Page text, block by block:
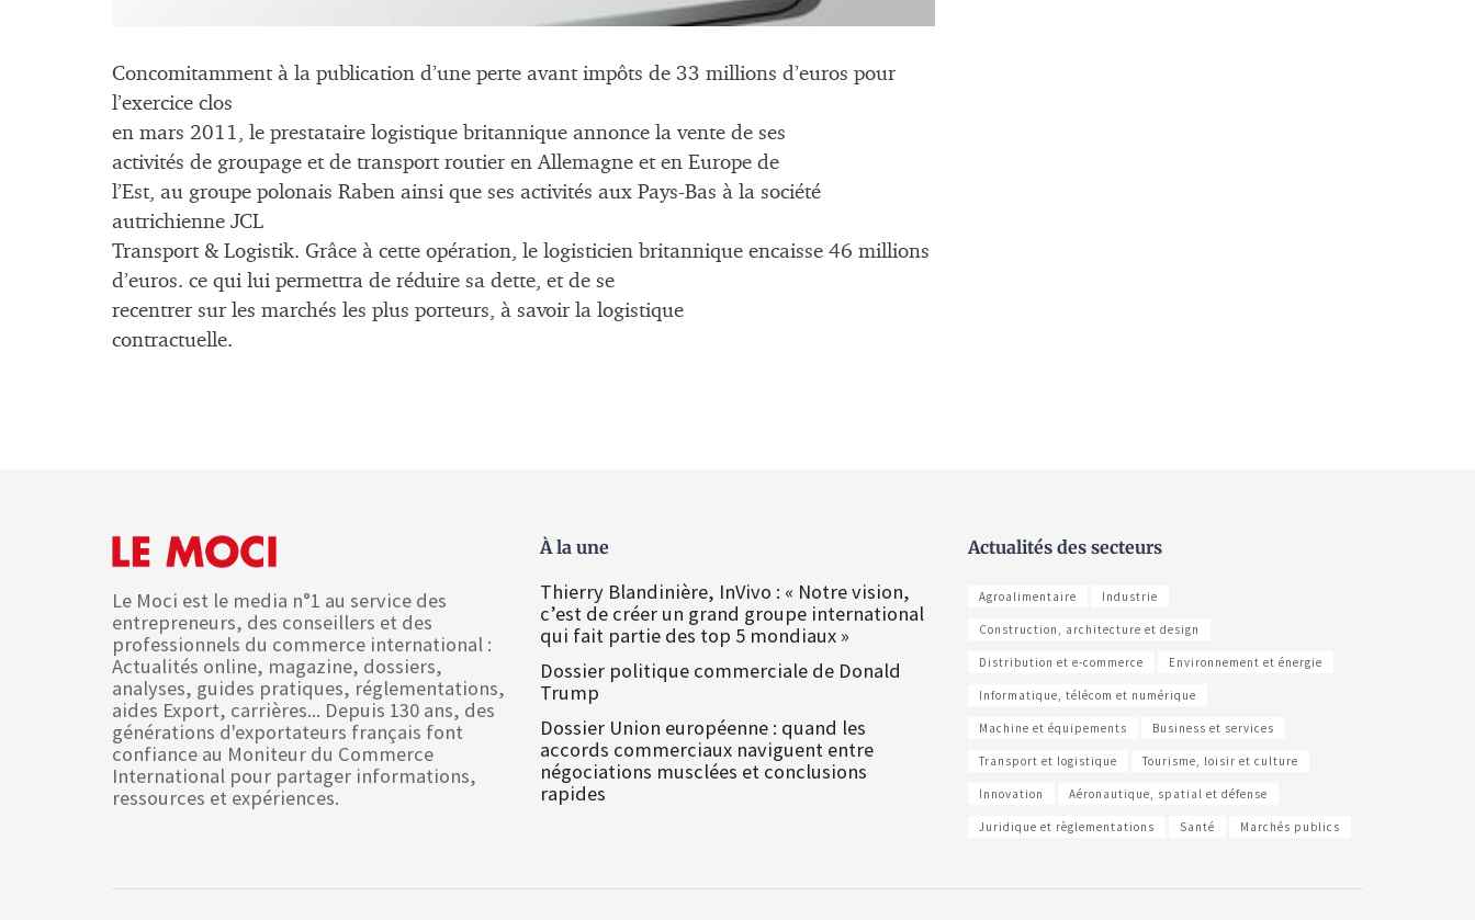
Concomitamment à la publication d’une perte avant impôts de 33 millions d’euros pour
l’exercice clos
en mars 2011, le prestataire logistique britannique annonce la vente de ses
activités de groupage et de transport routier en Allemagne et en Europe de
l’Est, au groupe polonais Raben ainsi que ses activités aux Pays-Bas à la société
autrichienne JCL
Transport & Logistik. Grâce à cette opération, le logisticien britannique encaisse 46 millions
d’euros. ce qui lui permettra de réduire sa dette, et de se
recentrer sur les marchés les plus porteurs, à savoir la logistique
contractuelle.
Le Moci est le media n°1 au service des
entrepreneurs, des conseillers et des
professionnels du commerce international :
Actualités online, magazine, dossiers,
analyses, guides pratiques, réglementations,
aides Export, carrières... Depuis 130 ans, des
générations d'exportateurs français font
confiance au Moniteur du Commerce
International pour partager informations,
ressources et expériences.
À la une
Thierry Blandinière, InVivo : « Notre vision,
c’est de créer un grand groupe international
qui fait partie des top 5 mondiaux »
Dossier politique commerciale de Donald
Trump
Dossier Union européenne : quand les
accords commerciaux naviguent entre
négociations musclées et conclusions
rapides
Actualités des secteurs
Agroalimentaire Industrie
Construction, architecture et design
Distribution et e-commerce Environnement et énergie
Informatique, télécom et numérique
Machine et équipements Business et services
Transport et logistique Tourisme, loisir et culture
Innovation Aéronautique, spatial et défense
Juridique et règlementations Santé Marchés publics